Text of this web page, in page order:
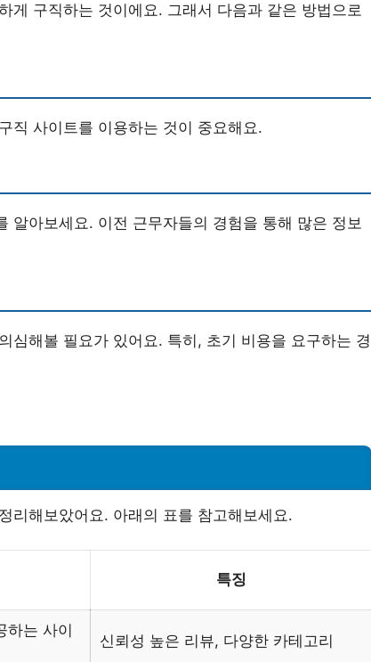
게 구직하는 것이에요. 그래서 다음과 같은 방법으로
직 사이트를 이용하는 것이 중요해요.
알아보세요. 이전 근무자들의 경험을 통해 많은 정보
심해볼 필요가 있어요. 특히, 초기 비용을 요구하는 경
리해보았어요. 아래의 표를 참고해보세요.
특징
하는 사이
신뢰성 높은 리뷰, 다양한 카테고리